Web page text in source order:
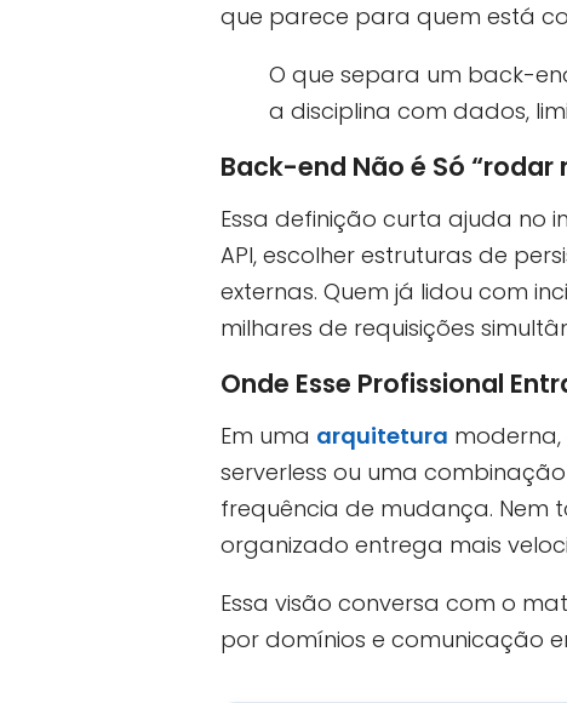
que parece para quem está
O que separa um back-
a disciplina com dados,
Back-end Não é Só “rodar
Essa definição curta ajuda no
API, escolher estruturas de
externas. Quem já lidou com
milhares de requisições
Onde Esse Profissional
Em uma arquitetura
serverless ou uma
frequência de mudança. Nem
organizado entrega mais
Essa visão conversa com o
por domínios e comunicação